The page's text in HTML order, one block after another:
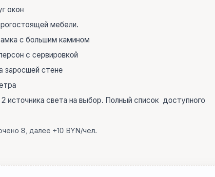
окон
мебели.
с большим камином
с сервировкой
заросшей стене
источника света на выбор. Полный список доступного
8, далее +10 BYN/чел.